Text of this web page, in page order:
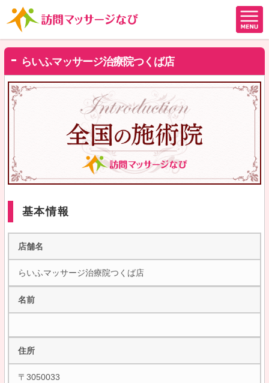
らいふマッサージ治療院つくば店
基本情報
店舗名
らいふマッサージ治療院つくば店
名前
住所
〒3050033